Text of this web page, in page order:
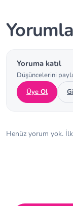
Yoruma katıl
Düşüncelerini
Üye Ol
Henüz yorum yok.